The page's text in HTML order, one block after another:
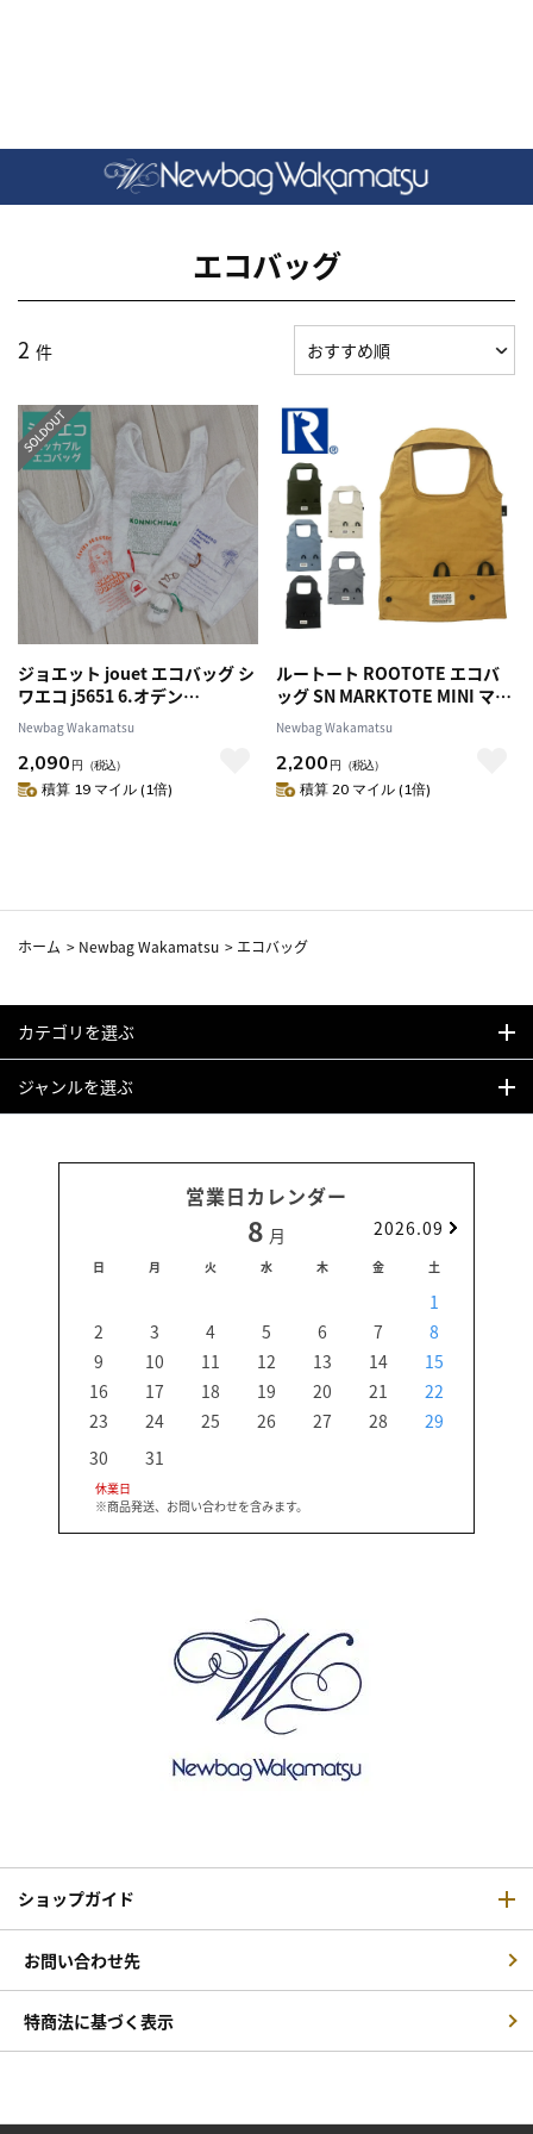
エコバッグ
2 件
ジョエット jouet エコバッグ シ
ワエコ j5651 6.オデン
99xj5651f メンズ レディース
Newbag Wakamatsu
2,090 円 （税込）
積算 19 マイル (1倍)
ルートート ROOTOTE エコバ
ッグ SN MARKTOTE MINI マル
クトートミニ 6742 2.グレー
99x674202 メンズ レディース
Newbag Wakamatsu
2,200 円 （税込）
積算 20 マイル (1倍)
ホーム > Newbag Wakamatsu > エコバッグ
カテゴリを選ぶ
ジャンルを選ぶ
営業日カレンダー
8 月 2026.09
日 月 火 水 木 金 土
1
2
3 4 5 6 7
8
9
10 11 12 13 14
15
16
17 18 19 20 21
22
23
24 25 26 27 28
29
30
31
休業日
※商品発送、お問い合わせを含みます。
ショップガイド
お問い合わせ先
特商法に基づく表示